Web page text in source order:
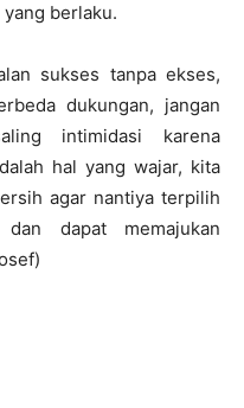
berlaku.
sukses tanpa ekses,
dukungan, jangan
intimidasi karena
hal yang wajar, kita
agar nantiya terpilih
dapat memajukan